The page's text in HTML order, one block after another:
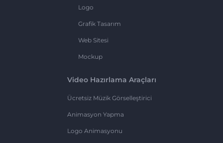
Logo
Grafik Tasarım
Web Sitesi
Mockup
Video Hazırlama Araçları
Ücretsiz Müzik Görselleştirici
Animasyon Yapma
Logo Animasyonu